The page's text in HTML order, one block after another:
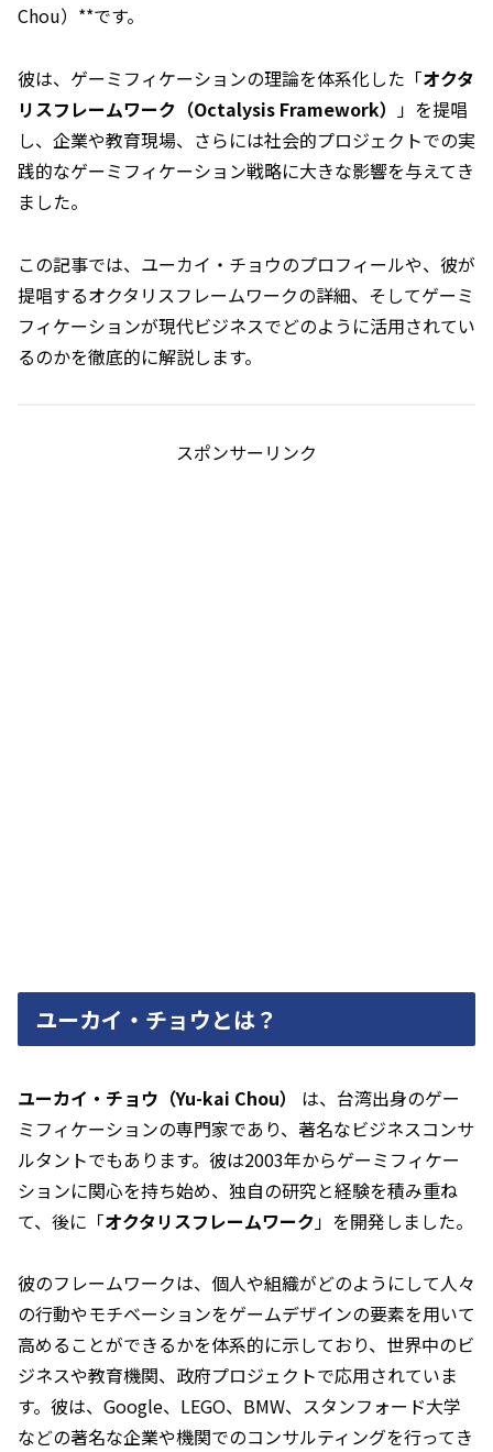
Chou）**です。
彼は、ゲーミフィケーションの理論を体系化した「オクタ
リスフレームワーク（Octalysis Framework） 」を提唱
し、企業や教育現場、さらには社会的プロジェクトでの実
践的なゲーミフィケーション戦略に大きな影響を与えてき
ました。
この記事では、ユーカイ・チョウのプロフィールや、彼が
提唱するオクタリスフレームワークの詳細、そしてゲーミ
フィケーションが現代ビジネスでどのように活用されてい
るのかを徹底的に解説します。
スポンサーリンク
ユーカイ・チョウとは？
ユーカイ・チョウ（Yu-kai Chou）
は、台湾出身のゲー
ミフィケーションの専門家であり、著名なビジネスコンサ
ルタントでもあります。彼は2003年からゲーミフィケー
ションに関心を持ち始め、独自の研究と経験を積み重ね
て、後に「オクタリスフレームワーク 」を開発しました。
彼のフレームワークは、個人や組織がどのようにして人々
の行動やモチベーションをゲームデザインの要素を用いて
高めることができるかを体系的に示しており、世界中のビ
ジネスや教育機関、政府プロジェクトで応用されていま
す。彼は、Google、LEGO、BMW、スタンフォード大学
などの著名な企業や機関でのコンサルティングを行ってき